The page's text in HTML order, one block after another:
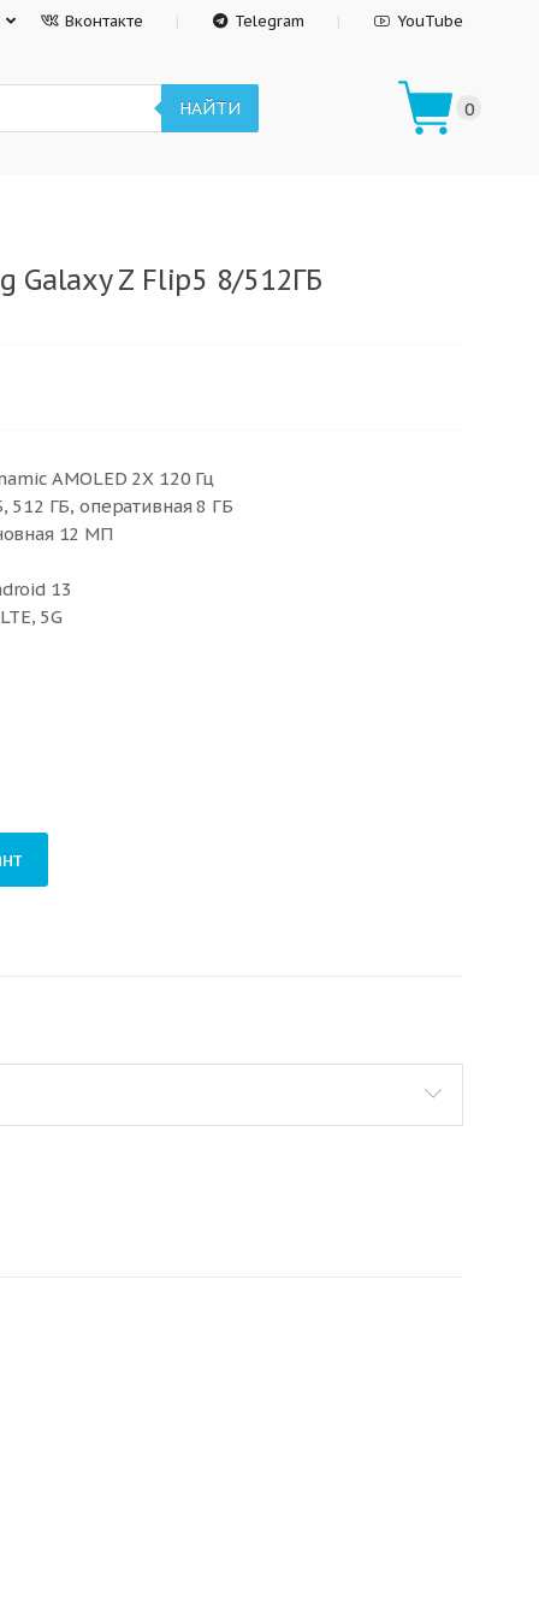
Вконтакте Telegram YouTube
НАЙТИ 0
Galaxy Z Flip5 8/512ГБ
AMOLED 2X 120 Гц
512 ГБ, оперативная 8 ГБ
12 МП
13
5G